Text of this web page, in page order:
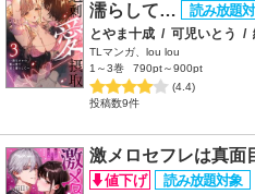
濡らして…
とやま十成 / 可児いとう /
TLマンガ、lou lou
1～3巻
790pt～900pt
(4.4)
投稿数9件
激メロセフレは真面